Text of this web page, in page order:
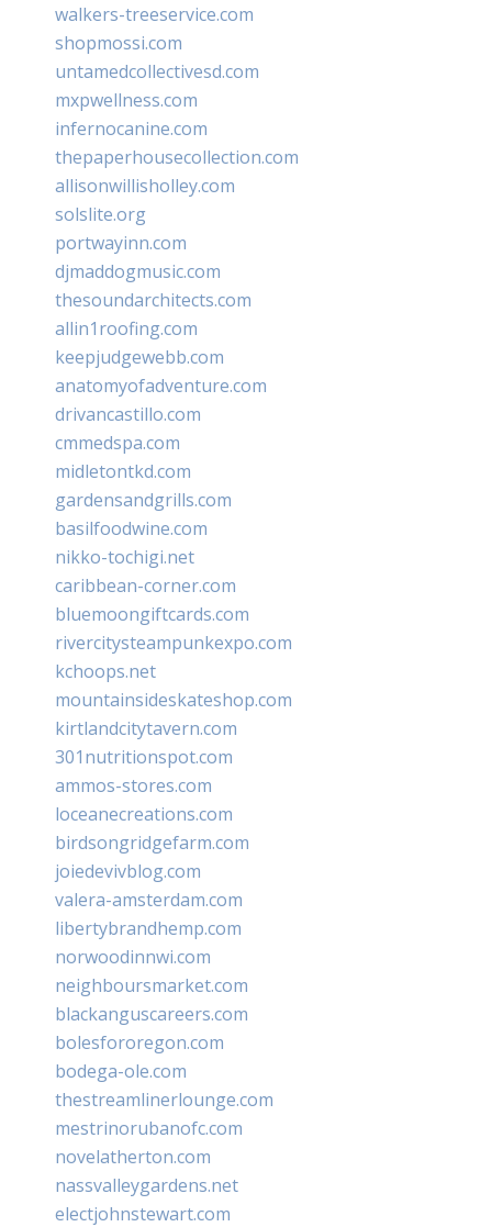
walkers-treeservice.com
shopmossi.com
untamedcollectivesd.com
mxpwellness.com
infernocanine.com
thepaperhousecollection.com
allisonwillisholley.com
solslite.org
portwayinn.com
djmaddogmusic.com
thesoundarchitects.com
allin1roofing.com
keepjudgewebb.com
anatomyofadventure.com
drivancastillo.com
cmmedspa.com
midletontkd.com
gardensandgrills.com
basilfoodwine.com
nikko-tochigi.net
caribbean-corner.com
bluemoongiftcards.com
rivercitysteampunkexpo.com
kchoops.net
mountainsideskateshop.com
kirtlandcitytavern.com
301nutritionspot.com
ammos-stores.com
loceanecreations.com
birdsongridgefarm.com
joiedevivblog.com
valera-amsterdam.com
libertybrandhemp.com
norwoodinnwi.com
neighboursmarket.com
blackanguscareers.com
bolesfororegon.com
bodega-ole.com
thestreamlinerlounge.com
mestrinorubanofc.com
novelatherton.com
nassvalleygardens.net
electjohnstewart.com